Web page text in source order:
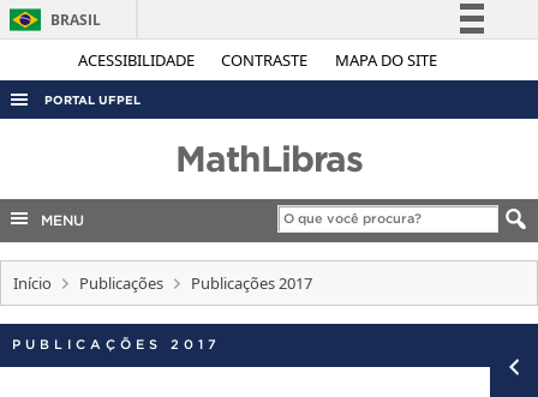
ACESSIBILIDADE CONTRASTE MAPA DO SITE
BRASIL
Simplifique!
Acesso à informação
Legislação
Canais
PORTAL UFPEL
COBALTO
CONCURSOS
EDITAIS
INTERNACIONAL
MathLibras
MENU
Início Publicações Publicações 2017
PUBLICAÇÕES 2017